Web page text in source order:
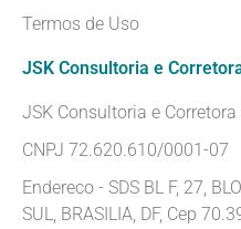
Termos de Uso
JSK Consultoria e
JSK Consultoria e Corretora
CNPJ 72.620.610/0001-07
Endereco - SDS BL F, 27,
SUL, BRASILIA, DF, Cep